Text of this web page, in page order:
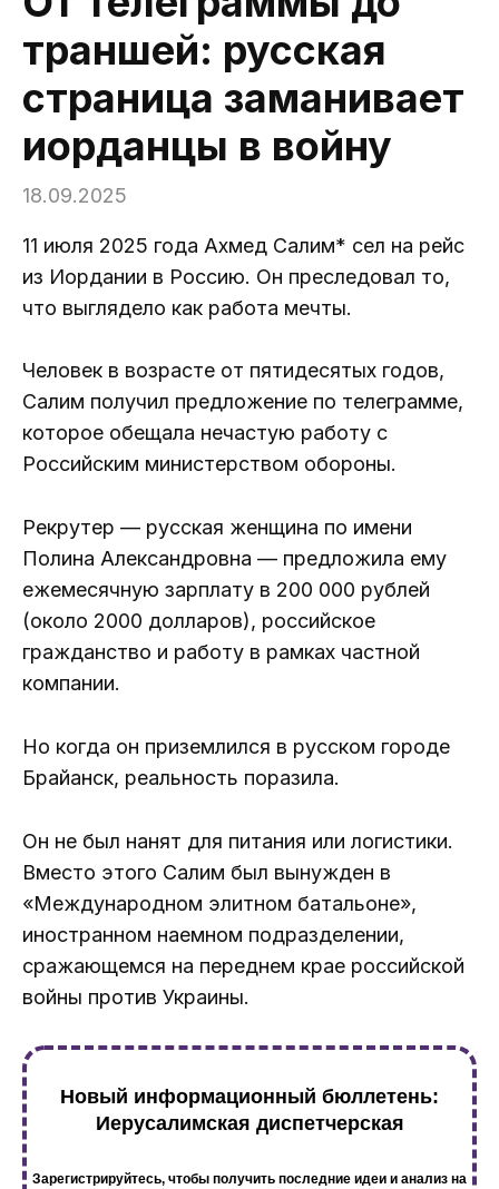
траншей: русская
страница заманивает
иорданцы в войну
18.09.2025
11 июля 2025 года Ахмед Салим* сел на рейс
из Иордании в Россию. Он преследовал то,
что выглядело как работа мечты.
Человек в возрасте от пятидесятых годов,
Салим получил предложение по телеграмме,
которое обещала нечастую работу с
Российским министерством обороны.
Рекрутер — русская женщина по имени
Полина Александровна — предложила ему
ежемесячную зарплату в 200 000 рублей
(около 2000 долларов), российское
гражданство и работу в рамках частной
компании.
Но когда он приземлился в русском городе
Брайанск, реальность поразила.
Он не был нанят для питания или логистики.
Вместо этого Салим был вынужден в
«Международном элитном батальоне»,
иностранном наемном подразделении,
сражающемся на переднем крае российской
войны против Украины.
Новый информационный бюллетень:
Иерусалимская диспетчерская
Зарегистрируйтесь, чтобы получить последние идеи и анализ на